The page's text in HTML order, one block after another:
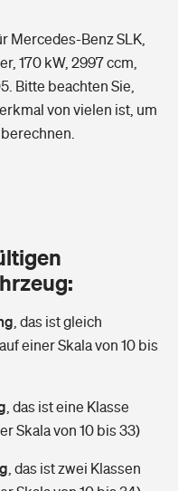
ich im Alter?
finden
Mercedes-Benz SLK,
170 kW, 2997 ccm,
Bitte beachten Sie,
von vielen ist, um
das ist gleich
einer Skala von 10 bis
das ist eine Klasse
Skala von 10 bis 33)
das ist zwei Klassen